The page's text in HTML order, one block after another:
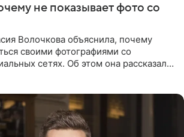
не показывает фото со
Волочкова объяснила, почему
своими фотографиями со
сетях. Об этом она рассказала